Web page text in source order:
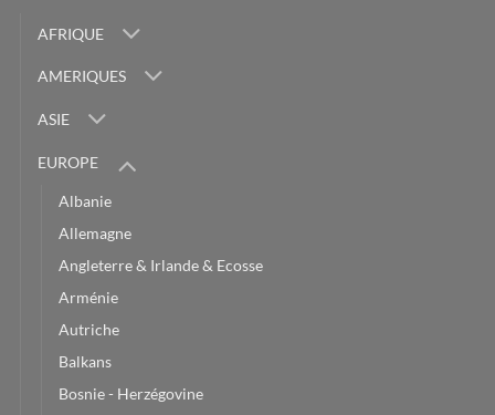
AFRIQUE
AMERIQUES
ASIE
EUROPE
Albanie
Allemagne
Angleterre & Irlande & Ecosse
Arménie
Autriche
Balkans
Bosnie - Herzégovine